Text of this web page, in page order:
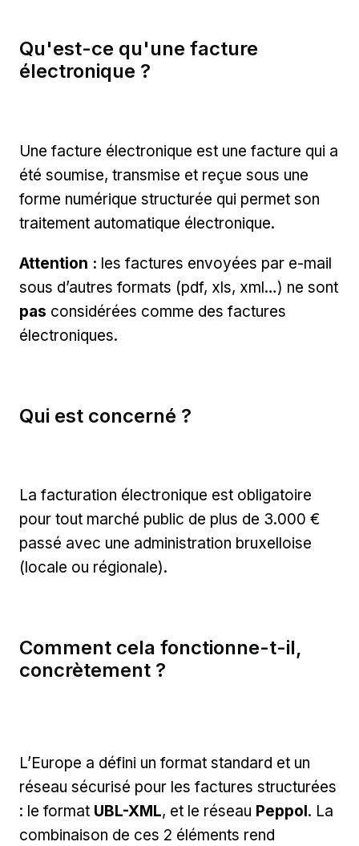
Qu'est-ce qu'une facture
électronique ?
Une facture électronique est une facture qui a
été soumise, transmise et reçue sous une
forme numérique structurée qui permet son
traitement automatique électronique.
Attention : les factures envoyées par e-mail
sous d’autres formats (pdf, xls, xml…) ne sont
pas considérées comme des factures
électroniques.
Qui est concerné ?
La facturation électronique est obligatoire
pour tout marché public de plus de 3.000 €
passé avec une administration bruxelloise
(locale ou régionale).
Comment cela fonctionne-t-il,
concrètement ?
L’Europe a défini un format standard et un
réseau sécurisé pour les factures structurées
: le format UBL-XML, et le réseau Peppol. La
combinaison de ces 2 éléments rend